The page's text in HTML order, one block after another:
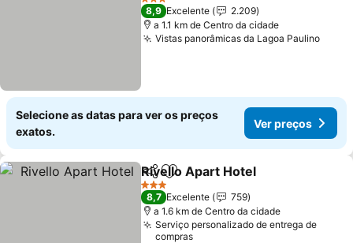
3 Estrelas
8,9 Excelente
2.209
a 1.1 km de Centro da cidade
Vistas panorâmicas da Lagoa Paulino
Selecione as datas para ver os preços
exatos.
Ver preços
PartilharAdicionar aos favoritos
Rivello Apart Hotel
3 Estrelas
8,7 Excelente
759
a 1.6 km de Centro da cidade
Serviço personalizado de entrega de
compras